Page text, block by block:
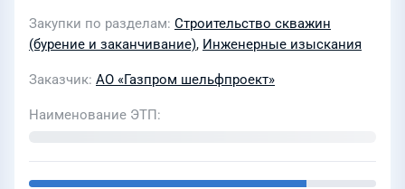
Закупки по разделам Строительство скважин
(бурение и заканчивание), Инженерные изыскания
Заказчик АО «Газпром шельфпроект»
Наименование ЭТП